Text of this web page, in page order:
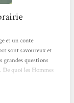
et un conte
sont savoureux et
grandes questions
De quoi les Hommes